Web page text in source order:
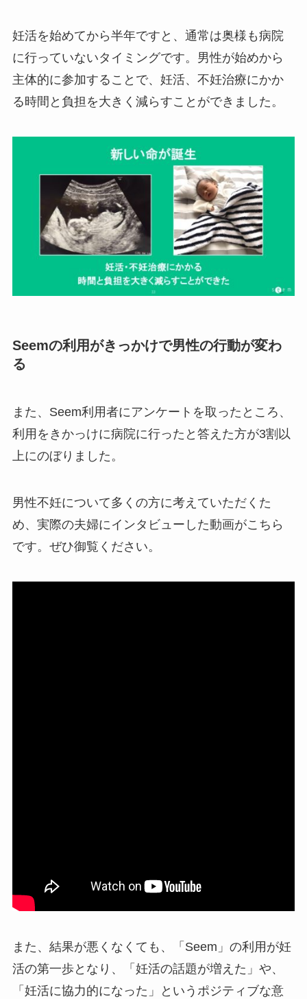
妊活を始めてから半年ですと、通常は奥様も病院
に行っていないタイミングです。男性が始めから
主体的に参加することで、妊活、不妊治療にかか
る時間と負担を大きく減らすことができました。
Seemの利用がきっかけで男性の行動が変わ
る
また、Seem利用者にアンケートを取ったところ、
利用をきかっけに病院に行ったと答えた方が3割以
上にのぼりました。
男性不妊について多くの方に考えていただくた
め、実際の夫婦にインタビューした動画がこちら
です。ぜひ御覧ください。
また、結果が悪くなくても、「Seem」の利用が妊
活の第一歩となり、「妊活の話題が増えた」や、
「妊活に協力的になった」というポジティブな意